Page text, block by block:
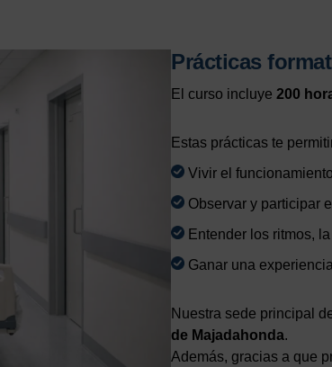
Prácticas
El curso incluye 200
Estas prácticas te
Vivir el
Observar y participar
Entender los ritmos,
Ganar una
Nuestra sede principal
de Majadahonda.
Además, gracias a que